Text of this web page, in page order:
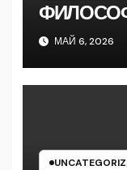
МАЙ 6, 2026